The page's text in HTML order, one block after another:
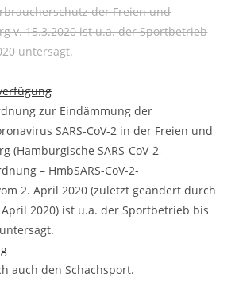
der Freien und
v. 15.3.2020 ist u.a. der Sportbetrieb
untersagt.
zur Eindämmung der
SARS-CoV-2 in der Freien und
(Hamburgische SARS-CoV-2-
– HmbSARS-CoV-2-
2. April 2020 (zuletzt geändert durch
2020) ist u.a. der Sportbetrieb bis
auch den Schachsport.